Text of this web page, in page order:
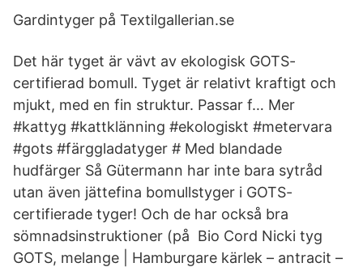
Gardintyger på Textilgallerian.se
Det här tyget är vävt av ekologisk GOTS-
certifierad bomull. Tyget är relativt kraftigt och
mjukt, med en fin struktur. Passar f… Mer
#kattyg #kattklänning #ekologiskt #metervara
#gots #färggladatyger # Med blandade
hudfärger Så Gütermann har inte bara sytråd
utan även jättefina bomullstyger i GOTS-
certifierade tyger! Och de har också bra
sömnadsinstruktioner (på Bio Cord Nicki tyg
GOTS, melange | Hamburgare kärlek – antracit –